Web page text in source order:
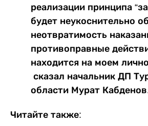
реализации принципа
будет неукоснительно
неотвратимость
противоправные
находится на моем
сказал начальник ДП
области Мурат
Читайте также: